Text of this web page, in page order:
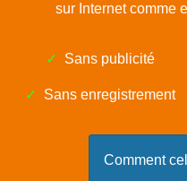
sur Internet comme
Sans publicité
Sans enregistrement
Comment